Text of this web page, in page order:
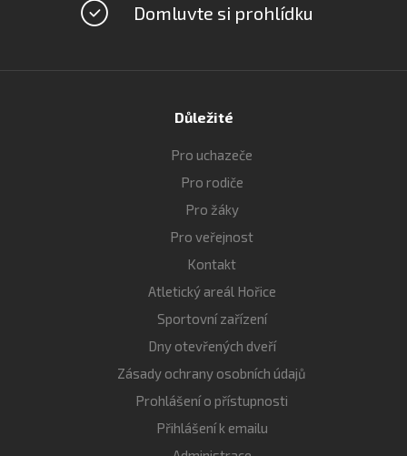
Domluvte si prohlídku
Důležité
Pro uchazeče
Pro rodiče
Pro žáky
Pro veřejnost
Kontakt
Atletický areál Hořice
Sportovní zařízení
Dny otevřených dveří
Zásady ochrany osobních údajů
Prohlášení o přístupnosti
Přihlášení k emailu